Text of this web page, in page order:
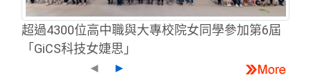
超過4300位高中職與大專校院女同學參加第6屆
「GiCS科技女婕思」
◄
►